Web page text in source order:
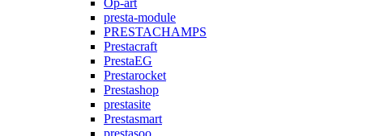
presta-module
PRESTACHAMPS
Prestacraft
PrestaEG
Prestarocket
Prestashop
prestasite
Prestasmart
prestasoo